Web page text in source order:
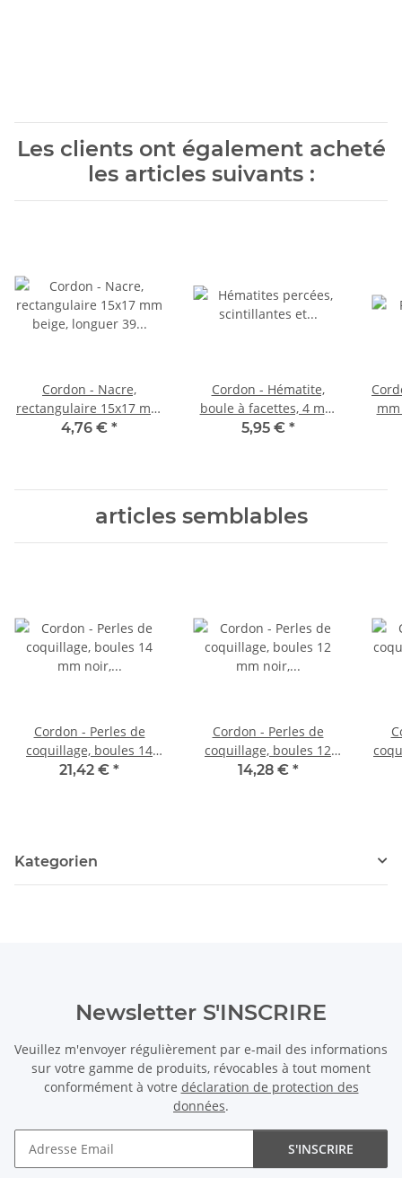
Les clients ont également acheté
les articles suivants :
Cordon - Nacre,
rectangulaire 15x17 mm
beige, longuer 39 cm
4,76 € *
Cordon - Hématite,
boule à facettes, 4 mm
doré, 40 cm /4723
5,95 € *
articles semblables
Cordon - Perles de
coquillage, boules 14
mm noir, longueur 40,5
21,42 € *
Cordon - Perles de
coquillage, boules 12
mm noir, longueur 41
14,28 € *
Kategorien
Newsletter S'INSCRIRE
Veuillez m'envoyer régulièrement par e-mail des informations
sur votre gamme de produits, révocables à tout moment
conformément à votre déclaration de protection des
données.
S'INSCRIRE